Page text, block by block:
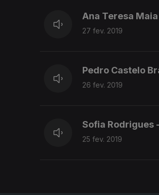
Ana Teresa
27 fev. 2019
Pedro Castelo
26 fev. 2019
Sofia Rodrigues
25 fev. 2019